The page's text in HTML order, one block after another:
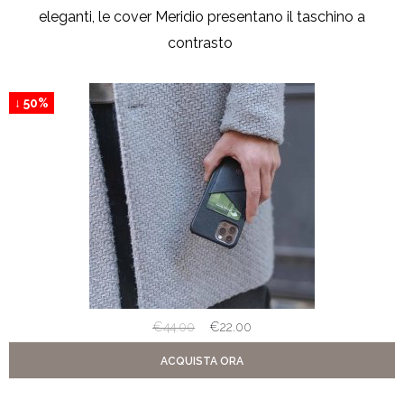
eleganti, le cover Meridio presentano il taschino a
contrasto
↓ 50%
€44.00 €22.00
ACQUISTA ORA